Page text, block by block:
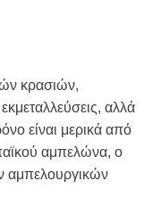
κρασιών,
αλλά
είναι μερικά από
αμπελώνα, ο
αμπελουργικών